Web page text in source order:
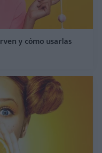
y cómo usarlas